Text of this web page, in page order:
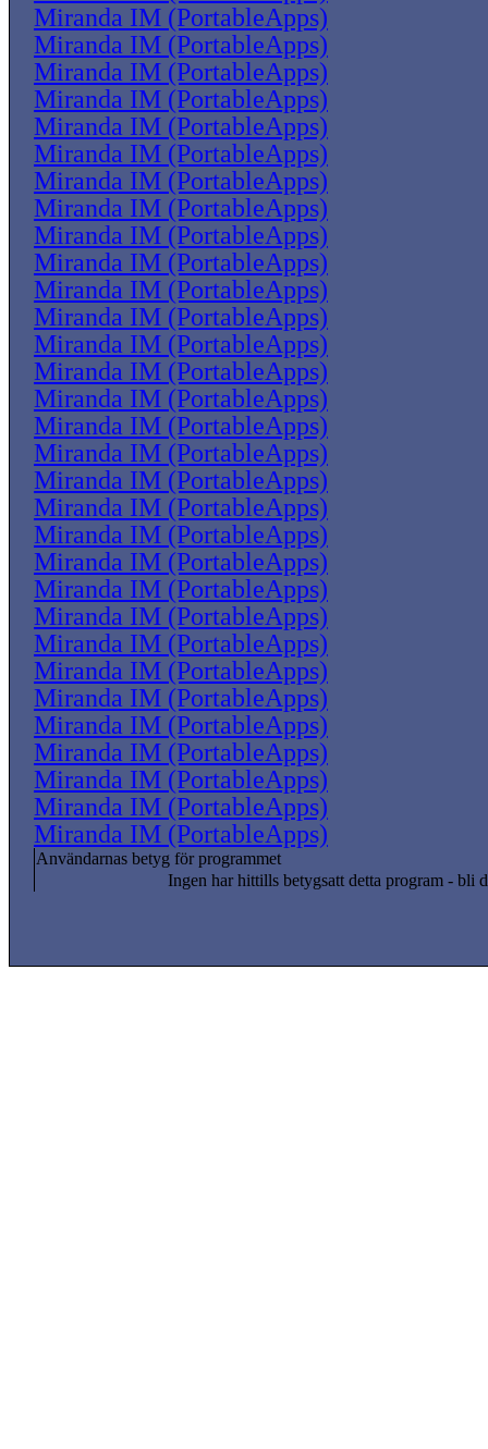
Miranda IM (PortableApps)
Miranda IM (PortableApps)
Miranda IM (PortableApps)
Miranda IM (PortableApps)
Miranda IM (PortableApps)
Miranda IM (PortableApps)
Miranda IM (PortableApps)
Miranda IM (PortableApps)
Miranda IM (PortableApps)
Miranda IM (PortableApps)
Miranda IM (PortableApps)
Miranda IM (PortableApps)
Miranda IM (PortableApps)
Miranda IM (PortableApps)
Miranda IM (PortableApps)
Miranda IM (PortableApps)
Miranda IM (PortableApps)
Miranda IM (PortableApps)
Miranda IM (PortableApps)
Miranda IM (PortableApps)
Miranda IM (PortableApps)
Miranda IM (PortableApps)
Miranda IM (PortableApps)
Miranda IM (PortableApps)
Miranda IM (PortableApps)
Miranda IM (PortableApps)
Miranda IM (PortableApps)
Miranda IM (PortableApps)
Miranda IM (PortableApps)
Miranda IM (PortableApps)
Miranda IM (PortableApps)
Användarnas betyg för programmet
Ingen har hittills betygsatt detta program - bli